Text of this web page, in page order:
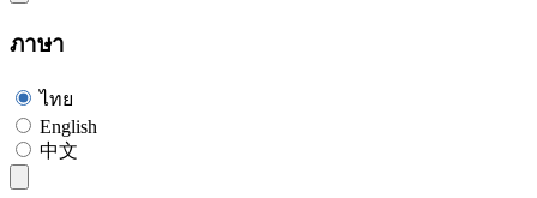
ภาษา
ไทย
English
中文